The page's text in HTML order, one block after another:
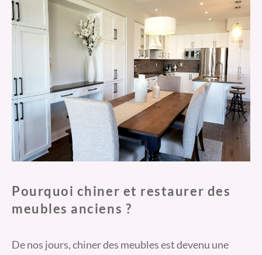
Pourquoi chiner et restaurer des
meubles anciens ?
De nos jours, chiner des meubles est devenu une